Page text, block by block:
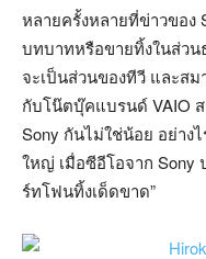
หลายครั้งหลายที่ข่าวของ
บทบาทหรือขายทิ้งในส่วน
จะเป็นส่วนของทีวี และส
กับโน๊ตบุ๊คแบรนด์ VAIO
Sony กันไม่ใช่น้อย อย่าง
ใหญ่ เมื่อซีอีโอจาก Sony
ร์ทโฟนทิ้งเด็ดขาด”